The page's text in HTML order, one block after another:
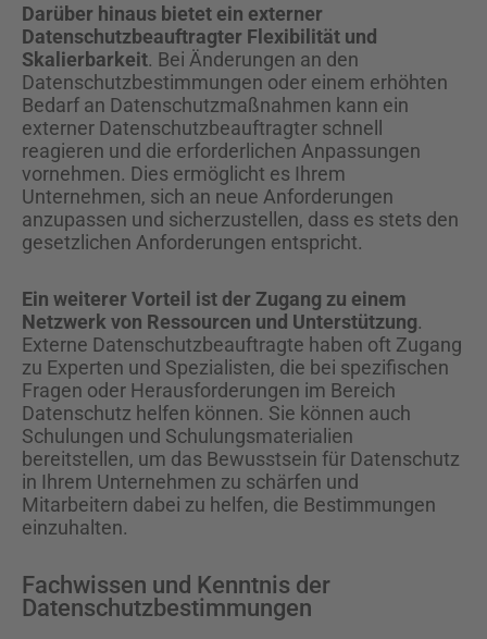
Darüber hinaus bietet ein externer
Datenschutzbeauftragter Flexibilität und
Skalierbarkeit. Bei Änderungen an den
Datenschutzbestimmungen oder einem erhöhten
Bedarf an Datenschutzmaßnahmen kann ein
externer Datenschutzbeauftragter schnell
reagieren und die erforderlichen Anpassungen
vornehmen. Dies ermöglicht es Ihrem
Unternehmen, sich an neue Anforderungen
anzupassen und sicherzustellen, dass es stets den
gesetzlichen Anforderungen entspricht.
Ein weiterer Vorteil ist der Zugang zu einem
Netzwerk von Ressourcen und Unterstützung.
Externe Datenschutzbeauftragte haben oft Zugang
zu Experten und Spezialisten, die bei spezifischen
Fragen oder Herausforderungen im Bereich
Datenschutz helfen können. Sie können auch
Schulungen und Schulungsmaterialien
bereitstellen, um das Bewusstsein für Datenschutz
in Ihrem Unternehmen zu schärfen und
Mitarbeitern dabei zu helfen, die Bestimmungen
einzuhalten.
Fachwissen und Kenntnis der
Datenschutzbestimmungen